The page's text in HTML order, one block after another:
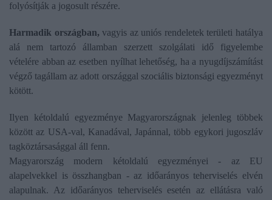
folyósítják a jogosult részére.
Harmadik országban, vagyis az uniós rendeletek területi hatálya
alá nem tartozó államban szerzett szolgálati idő figyelembe
vételére abban az esetben nyílhat lehetőség, ha a nyugdíjszámítást
végző tagállam az adott országgal szociális biztonsági egyezményt
kötött.
Ilyen kétoldalú egyezménye Magyarországnak jelenleg többek
között az USA-val, Kanadával, Japánnal, több egykori jugoszláv
tagköztársasággal áll fenn.
Magyarország modern kétoldalú egyezményei - az EU
alapelvekkel is összhangban - az időarányos teherviselés elvén
alapulnak. Az időarányos teherviselés esetén az ellátásra való